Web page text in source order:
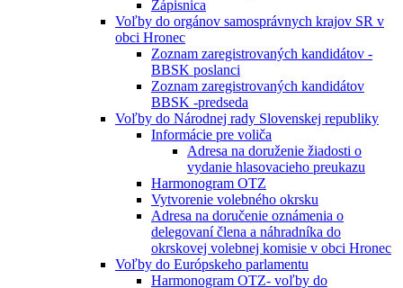
Zápisnica
Voľby do orgánov samosprávnych krajov SR v
obci Hronec
Zoznam zaregistrovaných kandidátov -
BBSK poslanci
Zoznam zaregistrovaných kandidátov
BBSK -predseda
Voľby do Národnej rady Slovenskej republiky
Informácie pre voliča
Adresa na doruženie žiadosti o
vydanie hlasovacieho preukazu
Harmonogram OTZ
Vytvorenie volebného okrsku
Adresa na doručenie oznámenia o
delegovaní člena a náhradníka do
okrskovej volebnej komisie v obci Hronec
Voľby do Európskeho parlamentu
Harmonogram OTZ- voľby do